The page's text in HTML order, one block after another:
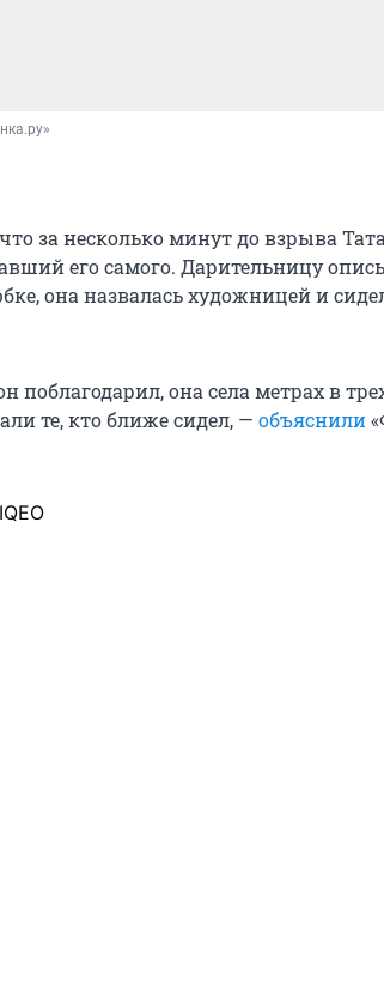
за несколько минут до взрыва
его самого. Дарительницу
она назвалась художницей и
поблагодарил, она села метрах в
те, кто ближе сидел, — объяснили